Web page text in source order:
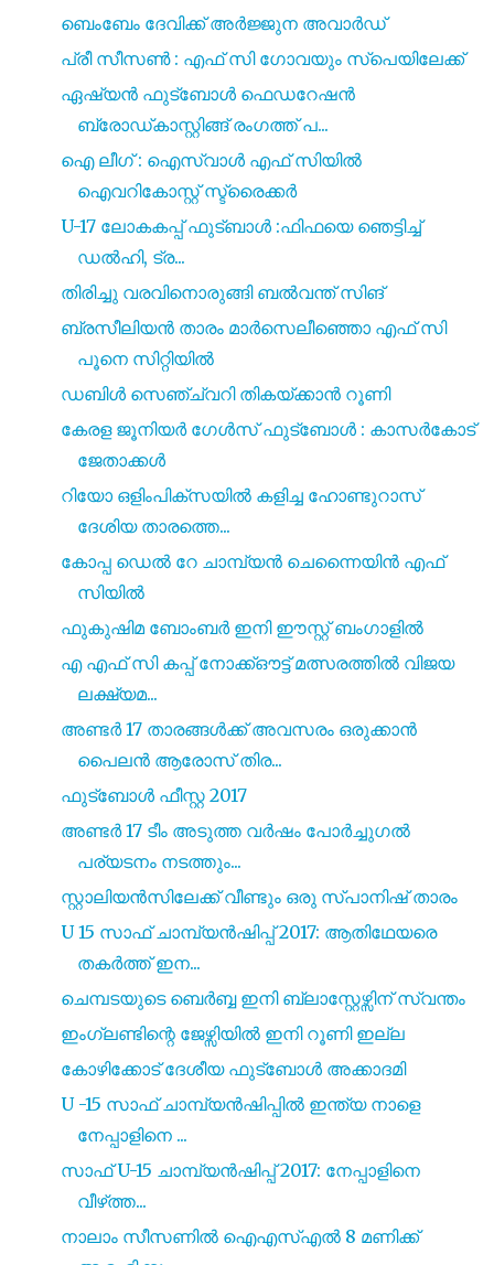
ബെംബേം ദേവിക്ക് അർജ്ജുന അവാർഡ്
പ്രീ സീസൺ : എഫ് സി ഗോവയും സ്പെയിലേക്ക്
ഏഷ്യൻ ഫുട്ബോൾ ഫെഡറേഷൻ
ബ്രോഡ്കാസ്റ്റിങ്ങ് രംഗത്ത് പ...
ഐ ലീഗ് : ഐസ്വാൾ എഫ് സിയിൽ
ഐവറികോസ്റ്റ് സ്ട്രൈക്കർ
U-17 ലോകകപ്പ് ഫുട്ബാൾ :ഫിഫയെ ഞെട്ടിച്ച്
ഡൽഹി, ട്ര...
തിരിച്ചു വരവിനൊരുങ്ങി ബൽവന്ത് സിങ്
ബ്രസീലിയൻ താരം മാർസെലീഞ്ഞൊ എഫ് സി
പൂനെ സിറ്റിയിൽ
ഡബിൾ സെഞ്ച്വറി തികയ്ക്കാൻ റൂണി
കേരള ജൂനിയർ ഗേൾസ് ഫുട്ബോൾ : കാസർകോട്
ജേതാക്കൾ
റിയോ ഒളിംപിക്‌സയിൽ കളിച്ച ഹോണ്ടുറാസ്
ദേശിയ താരത്തെ...
കോപ്പ ഡെൽ റേ ചാമ്പ്യൻ ചെന്നൈയിൻ എഫ്
സിയിൽ
ഫുകുഷിമ ബോംബർ ഇനി ഈസ്റ്റ് ബംഗാളിൽ
എ എഫ് സി കപ്പ് നോക്ക്ഔട്ട് മത്സരത്തിൽ വിജയ
ലക്ഷ്യമ...
അണ്ടർ 17 താരങ്ങൾക്ക് അവസരം ഒരുക്കാൻ
പൈലൻ ആരോസ് തിര...
ഫുട്ബോൾ ഫീസ്റ്റ 2017
അണ്ടർ 17 ടീം അടുത്ത വർഷം പോർച്ചുഗൽ
പര്യടനം നടത്തും...
സ്റ്റാലിയൻസിലേക്ക് വീണ്ടും ഒരു സ്പാനിഷ് താരം
U 15 സാഫ് ചാമ്പ്യൻഷിപ്പ് 2017: ആതിഥേയരെ
തകർത്ത് ഇന...
ചെമ്പടയുടെ ബെർബ്ബ ഇനി ബ്ലാസ്റ്റേഴ്സിന് സ്വന്തം
ഇംഗ്ലണ്ടിന്റെ ജേഴ്സിയിൽ ഇനി റൂണി ഇല്ല
കോഴിക്കോട് ദേശീയ ഫുട്ബോൾ അക്കാദമി
U -15 സാഫ് ചാമ്പ്യൻഷിപ്പിൽ ഇന്ത്യ നാളെ
നേപ്പാളിനെ ...
സാഫ് U-15 ചാമ്പ്യൻഷിപ്പ് 2017: നേപ്പാളിനെ
വീഴ്‌ത്ത...
നാലാം സീസണിൽ ഐഎസ്എൽ 8 മണിക്ക്